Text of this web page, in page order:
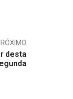
desta